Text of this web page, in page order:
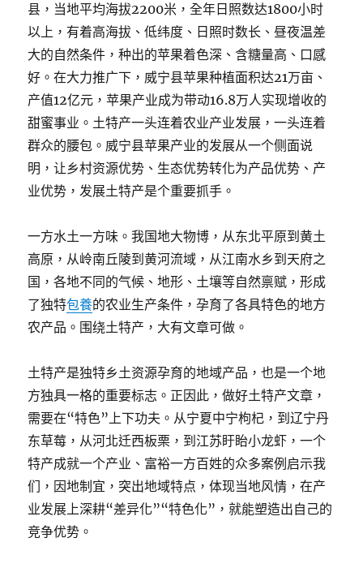
县，当地平均海拔2200米，全年日照数达1800小时
以上，有着高海拔、低纬度、日照时数长、昼夜温差
大的自然条件，种出的苹果着色深、含糖量高、口感
好。在大力推广下，威宁县苹果种植面积达21万亩、
产值12亿元，苹果产业成为带动16.8万人实现增收的
甜蜜事业。土特产一头连着农业产业发展，一头连着
群众的腰包。威宁县苹果产业的发展从一个侧面说
明，让乡村资源优势、生态优势转化为产品优势、产
业优势，发展土特产是个重要抓手。
一方水土一方味。我国地大物博，从东北平原到黄土
高原，从岭南丘陵到黄河流域，从江南水乡到天府之
国，各地不同的气候、地形、土壤等自然禀赋，形成
了独特包養的农业生产条件，孕育了各具特色的地方
农产品。围绕土特产，大有文章可做。
土特产是独特乡土资源孕育的地域产品，也是一个地
方独具一格的重要标志。正因此，做好土特产文章，
需要在“特色”上下功夫。从宁夏中宁枸杞，到辽宁丹
东草莓，从河北迁西板栗，到江苏盱眙小龙虾，一个
特产成就一个产业、富裕一方百姓的众多案例启示我
们，因地制宜，突出地域特点，体现当地风情，在产
业发展上深耕“差异化”“特色化”，就能塑造出自己的
竞争优势。